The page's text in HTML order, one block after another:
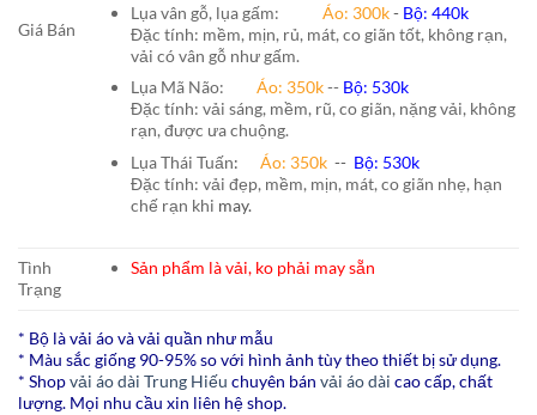
Giá Bán
Lụa vân gỗ, lụa gấm: Áo: 300k- Bộ: 440k
Đặc tính: mềm, mịn, rủ, mát, co giãn tốt, không rạn,
vải có vân gỗ như gấm.
Lụa Mã Não: Áo: 350k-- Bộ: 530k
Đặc tính: vải sáng, mềm, rũ, co giãn, nặng vải, không
rạn, được ưa chuộng.
Lụa Thái Tuấn: Áo: 350k-- Bộ: 530k
Đặc tính: vải đẹp, mềm, mịn, mát, co giãn nhẹ, hạn
chế rạn khi may.
Tình
Trạng
Sản phẩm là vải, ko phải may sẵn
* Bộ là vải áo và vải quần như mẫu
* Màu sắc giống 90-95% so với hình ảnh tùy theo thiết bị sử dụng.
* Shopvải áo dài Trung Hiếu chuyên bán vải áo dài cao cấp, chất
lượng. Mọi nhu cầu xin liên hệ shop.